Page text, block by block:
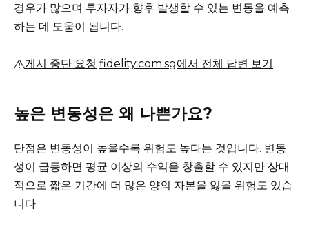
경우가 많으며 투자자가 향후 발생할 수 있는 변동을 예측
하는 데 도움이 됩니다.
게시 중단 요청 fidelity.com.sg에서 전체 답변 보기
높은 변동성은 왜 나쁜가요?
단점은 변동성이 높을수록 위험도 높다는 것입니다. 변동
성이 급등하면 평균 이상의 수익을 창출할 수 있지만 상대
적으로 짧은 기간에 더 많은 양의 자본을 잃을 위험도 있습
니다.